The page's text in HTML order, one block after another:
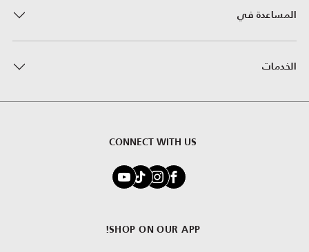
المساعدة في
الخدمات
CONNECT WITH US
SHOP ON OUR APP!